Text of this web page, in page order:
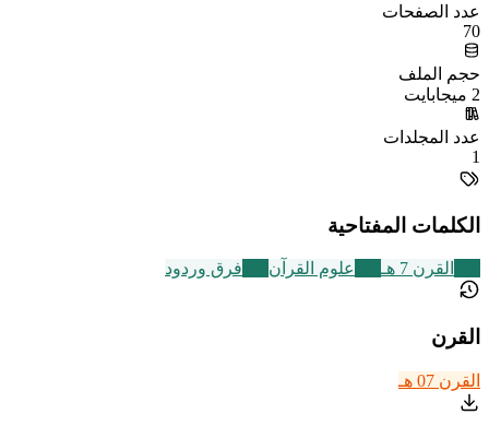
عدد الصفحات
70
حجم الملف
2 ميجابايت
عدد المجلدات
1
الكلمات المفتاحية
القرن 7 هـ علوم القرآن فرق وردود
القرن
القرن 07 هـ